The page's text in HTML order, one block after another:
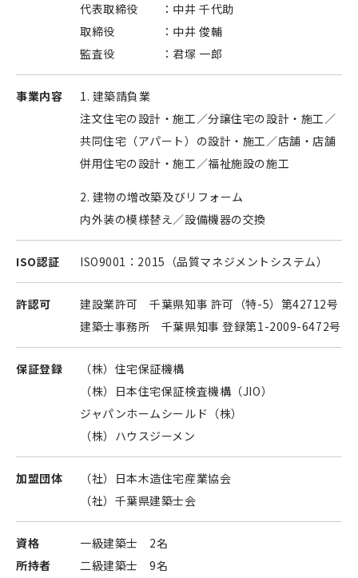
代表取締役
中井 千代助
取締役
中井 俊輔
監査役
君塚 一郎
事業内容
1. 建築請負業
注文住宅の設計・施工／分譲住宅の設計・施工／
共同住宅（アパート）の設計・施工／店舗・店舗
併用住宅の設計・施工／福祉施設の施工
2. 建物の増改築及びリフォーム
内外装の模様替え／設備機器の交換
ISO認証 ISO9001：2015（品質マネジメントシステム）
許認可
建設業許可 千葉県知事 許可（特-5）第42712号
建築士事務所 千葉県知事 登録第1-2009-6472号
保証登録
（株）住宅保証機構
（株）日本住宅保証検査機構（JIO）
ジャパンホームシールド（株）
（株）ハウスジーメン
加盟団体
（社）日本木造住宅産業協会
（社）千葉県建築士会
資格
所持者
一級建築士 2名
二級建築士 9名